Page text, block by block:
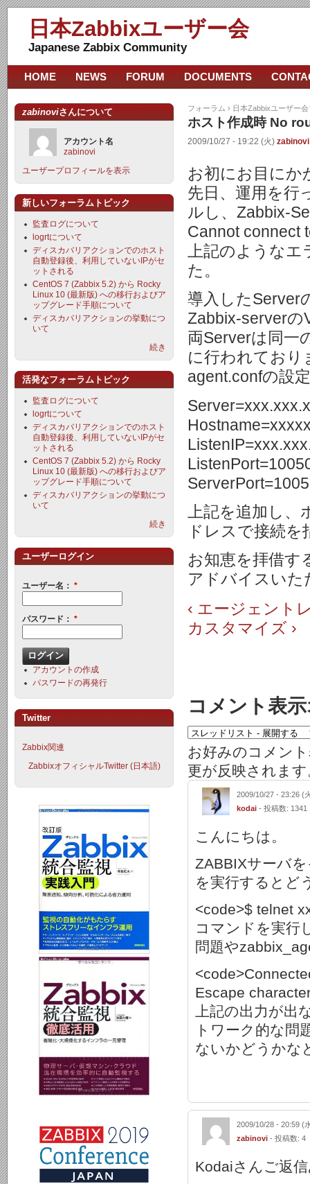
日本Zabbixユーザー会
Japanese Zabbix Community
フォーラム › 日本Zabbixユーザー
ホスト作成時 No
2009/10/27 - 19:22 (火) zabinovi
お初にお目にか
先日、運用を行
ルし、Zabbix-
Cannot connect
上記のようなエ
た。
導入したServer
Zabbix-serverの
両Serverは同一
に行われており
agent.confの設
上記を追加し
ドレスで接続
お知恵を拝借す
アドバイスいた
‹ エージェント
カスタマイズ ›
コメント表
お好みのコメン
更が反映されます
2009/10/27 - 23:26 (
kodai - 投稿数: 1341
こんにちは。
ZABBIXサーバ
を実行するとど
<code>$ telnet
コマンドを実行
問題や
Escape
上記の出力が
トワーク的な問
ないかどうかな
2009/10/28 - 20:59 (
zabinovi - 投稿数: 4
Kodaiさんご返
HOME NEWS FORUM DOCUMENTS
zabinoviさんについて
アカウント名
zabinovi
ユーザープロフィールを表示
新しいフォーラムトピック
監査ログについて
logrtについて
ディスカバリアクションでのホスト
自動登録後、利用していないIPがセ
ットされる
CentOS 7 (Zabbix 5.2) から Rocky
Linux 10 (最新版) への移行およびア
ップグレード手順について
ディスカバリアクションの挙動につ
いて
続き
活発なフォーラムトピック
監査ログについて
logrtについて
ディスカバリアクションでのホスト
自動登録後、利用していないIPがセ
ットされる
CentOS 7 (Zabbix 5.2) から Rocky
Linux 10 (最新版) への移行およびア
ップグレード手順について
ディスカバリアクションの挙動につ
いて
続き
ユーザーログイン
ユーザー名： *
パスワード： *
アカウントの作成
パスワードの再発行
Twitter
Zabbix関連
ZabbixオフィシャルTwitter (日本語)